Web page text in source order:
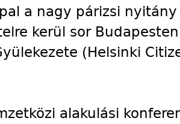
a nagy párizsi
kerül sor
(Helsinki
alakulási